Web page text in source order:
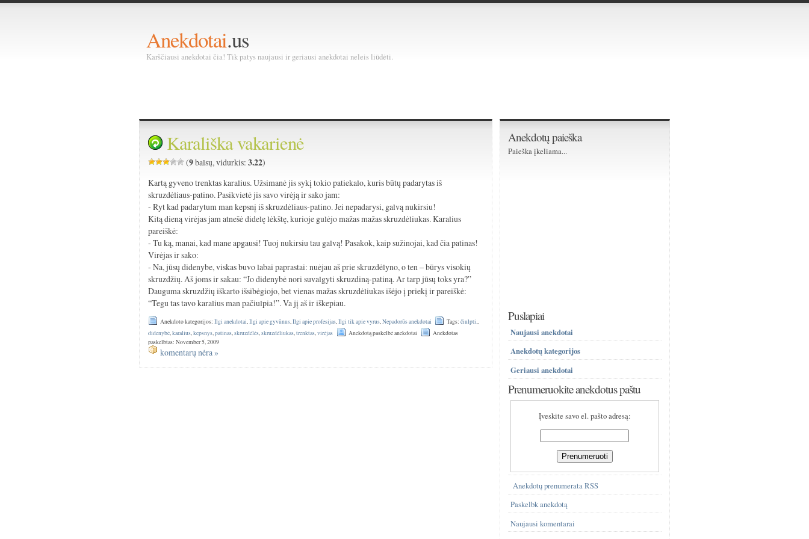
Anekdotai.us
Karščiausi anekdotai čia! Tik patys naujausi ir geriausi anekdotai neleis liūdėti.
Karališka vakarienė
(9balsų, vidurkis:3.22)
Kartą gyveno trenktas karalius. Užsimanė jis sykį tokio patiekalo, kuris būtų padarytas iš
skruzdėliaus-patino. Pasikvietė jis savo virėją ir sako jam:
- Ryt kad padarytum man kepsnį iš skruzdėliaus-patino. Jei nepadarysi, galvą nukirsiu!
Kitą dieną virėjas jam atnešė didelę lėkštę, kurioje gulėjo mažas mažas skruzdėliukas. Karalius
pareiškė:
- Tu ką, manai, kad mane apgausi! Tuoj nukirsiu tau galvą! Pasakok, kaip sužinojai, kad čia patinas!
Virėjas ir sako:
- Na, jūsų didenybe, viskas buvo labai paprastai: nuėjau aš prie skruzdėlyno, o ten – būrys visokių
skruzdžių. Aš joms ir sakau: “Jo didenybė nori suvalgyti skruzdiną-patiną. Ar tarp jūsų toks yra?”
Dauguma skruzdžių iškarto išsibėgiojo, bet vienas mažas skruzdėliukas išėjo į priekį ir pareiškė:
“Tegu tas tavo karalius man pačiulpia!”. Va jį aš ir iškepiau.
Anekdoto kategorijos:Ilgi anekdotai,Ilgi apie gyvūnus,Ilgi apie profesijas,Ilgi tik apie vyrus,Nepadorūs anekdotai Tags:čiulpti.,
didenybė,karalius,kepsnys,patinas,skruzdėlės,skruzdėliukas,trenktas,virėjas Anekdotą paskelbė anekdotai
Anekdotas
paskelbtas: November 5, 2009
komentarų nėra »
Anekdotų paieška
Paieška įkeliama...
Puslapiai
Naujausi anekdotai
Anekdotų kategorijos
Geriausi anekdotai
Prenumeruokite anekdotus paštu
Įveskite savo el. pašto adresą:
Anekdotų prenumerata RSS
Paskelbk anekdotą
Naujausi komentarai